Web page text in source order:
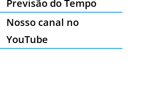
Previsão do Tempo
Nosso canal no
YouTube